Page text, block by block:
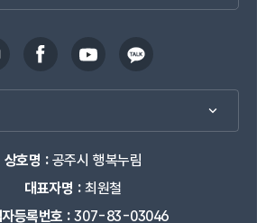
상호명 :공주시 행복누림
대표자명 :최원철
등록번호 :307-83-03046